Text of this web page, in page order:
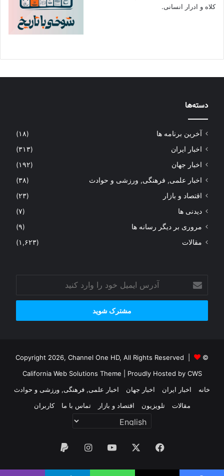
کلاه و ادرار انسانی.
دسته‌ها
آخرین برنامه ها
(۱۸)
اخبار ایران
(۳۱۳)
اخبار جهان
(۱۹۲)
اخبار علمی, فرهنگی, ورزشی و حوادث
(۳۸)
اقتصاد و بازار
(۲۳)
دیدنی ها
(۷)
مروری بر دیگر رسانه ها
(۹)
مقالات
(۱,۶۲۳)
آدرس
ایمیل
خود
وارد
© Copyright 2026, Channel One HD, All Rights Reserved |
California Web Solutions Theme | Proudly Hosted by CWS
خانه
اخبار ایران اخبار جهان
اخبار علمی, فرهنگی, ورزشی و حوادث
مقالات
تلویزیون اقتصاد و بازار تماس با ما کاربران
فیس
بوک
یوتیوب اینستاگرام